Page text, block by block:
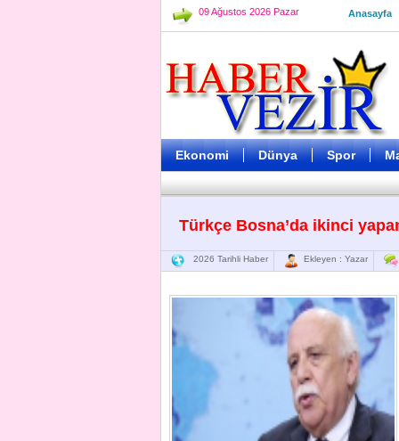
09 Ağustos 2026 Pazar Anasayfa
Ekonomi Dünya Spor
Türkçe Bosna’da ikinci
2026 Tarihli Haber Ekleyen : Yazar